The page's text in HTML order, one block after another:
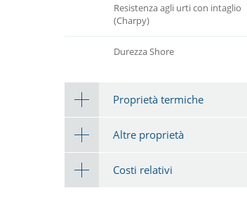
Resistenza agli urti con intaglio
(Charpy)
Durezza Shore
Proprietà termiche
Altre proprietà
Costi relativi